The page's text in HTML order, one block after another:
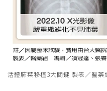
活體肺葉移植3大關鍵 製表／醫藥